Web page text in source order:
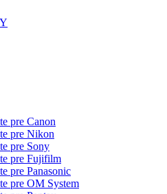
pre Canon
pre Nikon
pre Sony
pre Fujifilm
pre Panasonic
pre OM System